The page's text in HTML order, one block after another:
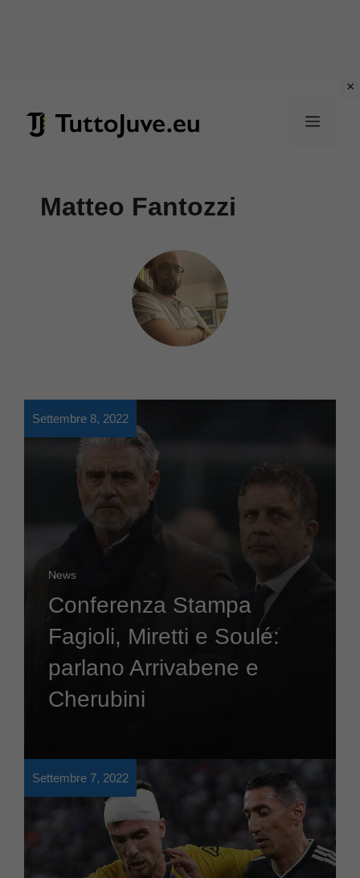
Menu
Matteo Fantozzi
Settembre 8, 2022
News
Conferenza Stampa
Fagioli, Miretti e Soulé:
parlano Arrivabene e
Cherubini
Settembre 7, 2022